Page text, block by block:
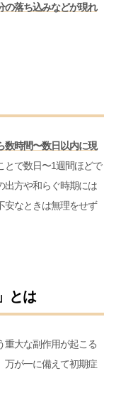
の落ち込みなどが現れ
数時間〜数日以内に現
とで数日〜1週間ほどで
出方や和らぐ時期には
安なときは無理をせず
とは
重大な副作用が起こる
万が一に備えて初期症